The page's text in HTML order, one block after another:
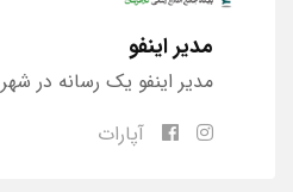
مدیر اینفو
مدیر اینفو یک رسانه در
آپارات